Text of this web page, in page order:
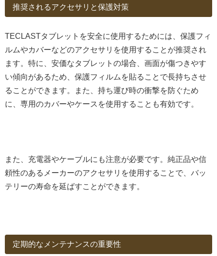
推奨されるアクセサリと保護対策
TECLASTタブレットを安全に使用するためには、保護フィ
ルムやカバーなどのアクセサリを使用することが推奨され
ます。特に、安価なタブレットの場合、画面が傷つきやす
い傾向があるため、保護フィルムを貼ることで長持ちさせ
ることができます。また、持ち運び時の衝撃を防ぐため
に、専用のカバーやケースを使用することも有効です。
また、充電器やケーブルにも注意が必要です。純正品や信
頼性のあるメーカーのアクセサリを使用することで、バッ
テリーの寿命を延ばすことができます。
定期的なメンテナンスの重要性